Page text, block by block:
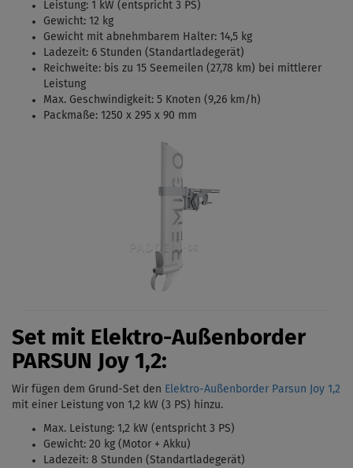
Leistung: 1 kW (entspricht 3 PS)
Gewicht: 12 kg
Gewicht mit abnehmbarem Halter: 14,5 kg
Ladezeit: 6 Stunden (Standartladegerät)
Reichweite: bis zu 15 Seemeilen (27,78 km) bei mittlerer
Leistung
Max. Geschwindigkeit: 5 Knoten (9,26 km/h)
Packmaße: 1250 x 295 x 90 mm
Set mit Elektro-Außenborder
PARSUN Joy 1,2:
Wir fügen dem Grund-Set den Elektro-Außenborder Parsun Joy 1,2
mit einer Leistung von 1,2 kW (3 PS) hinzu.
Max. Leistung: 1,2 kW (entspricht 3 PS)
Gewicht: 20 kg (Motor + Akku)
Ladezeit: 8 Stunden (Standartladegerät)